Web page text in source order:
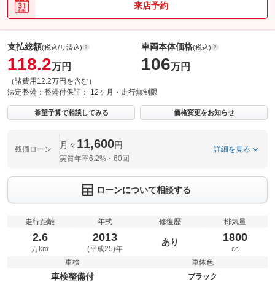
来店予約
支払総額(税込/リ済込)
118.2万円
（諸費用12.2万円を含む）
車両本体価格(税込)
106万円
法定整備： 整備付保証： 12ヶ月・走行無制限
希望予算で相談してみる 価格変更をお知らせ
残価ローン 月々 11,600円
実質年率6.2%・60回
詳細を見る
ローンについて相談する
走行距離
2.6
万km
年式
2013
(平成25)年
修復歴
あり
排気量
1800
cc
車検
車検整備付
車体色
ブラック